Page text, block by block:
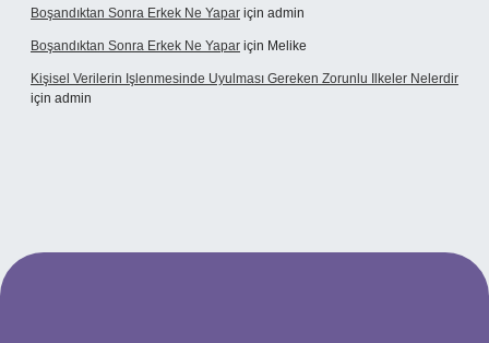
Boşandıktan Sonra Erkek Ne Yapar için admin
Boşandıktan Sonra Erkek Ne Yapar için Melike
Kişisel Verilerin Işlenmesinde Uyulması Gereken Zorunlu Ilkeler Nelerdir
için admin